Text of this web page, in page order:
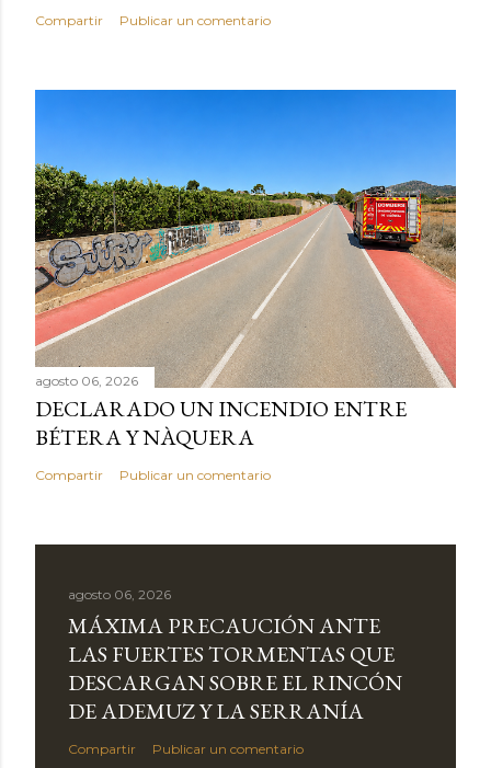
Compartir Publicar un comentario
agosto 06, 2026
DECLARADO UN INCENDIO ENTRE
BÉTERA Y NÀQUERA
Compartir Publicar un comentario
agosto 06, 2026
MÁXIMA PRECAUCIÓN ANTE
LAS FUERTES TORMENTAS QUE
DESCARGAN SOBRE EL RINCÓN
DE ADEMUZ Y LA SERRANÍA
Compartir Publicar un comentario